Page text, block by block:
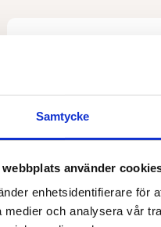
Samtycke
webbplats använder
enhetsidentifierare för
medier och analysera vår
LA BIO IDEA